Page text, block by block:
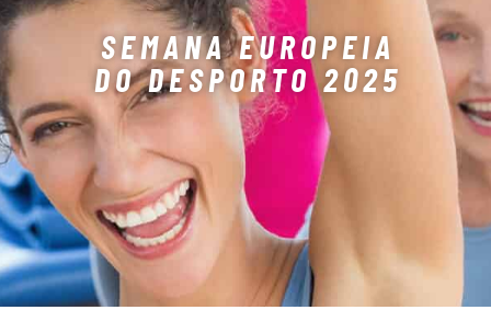
SEMANA EUROPEIA
DO DESPORTO 2025